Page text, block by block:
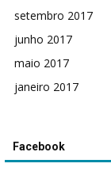
setembro 2017
junho 2017
maio 2017
janeiro 2017
Facebook